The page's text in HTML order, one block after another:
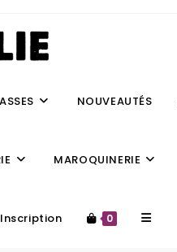
NOUVEAUTÉS
MAROQUINERIE
0